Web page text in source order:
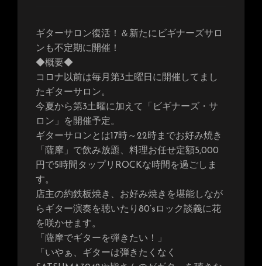
ギターサロン復活！＆新たにビギナーズサロ
ンも不定期に開催！
◆概要◆
コロナ以前は毎月第3土曜日に開催してまし
たギターサロン。
今夏から第3土曜に加えて「ビギナーズ・サ
ロン」を開催予定。
ギターサロンとは17時～22時までお好み焼き
「薩摩」で飲み放題、料理お任せ定額5,000
円で5時間タップリROCKな時間を過ごしま
す。
店主の約鉄板焼き、お好み焼きを堪能しなが
らギター演奏を聴いたり80’sロック談義に花
を咲かせます。
「薩摩でギターを弾きたい！」
「いやぁ、ギターは弾きたくなく